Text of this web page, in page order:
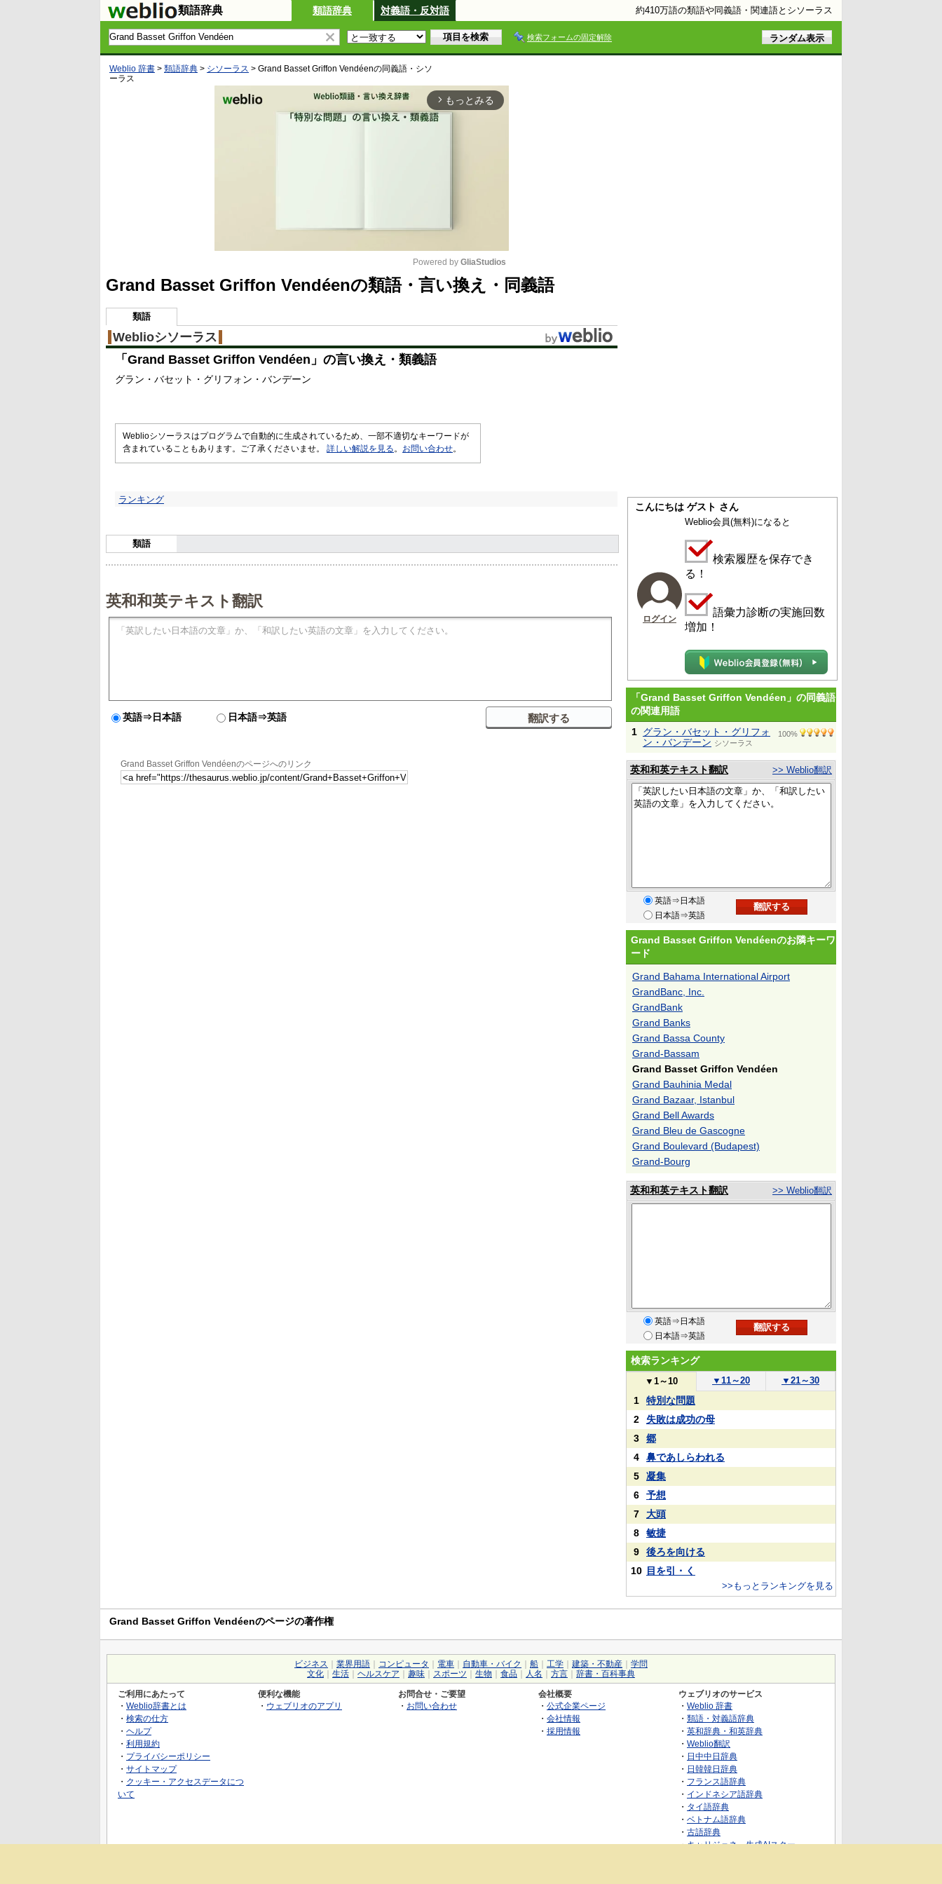
類語辞典 類語辞典 対義語・反対語 約410万語の類語や同義語・関連語とシソーラス
検索フォームの固定解除
Weblio 辞書 > 類語辞典 > シソーラス > Grand Basset Griffon Vendéenの同義語・シソ
ーラス
arrow_forward_ios もっとみる
Powered by GliaStudios
Grand Basset Griffon Vendéenの類語・言い換え・同義語
類語
Weblioシソーラス
「 Grand Basset Griffon Vendéen 」の言い換え・類義語
グラン・バセット・グリフォン・バンデーン
Weblioシソーラスはプログラムで自動的に生成されているため、一部不適切なキーワードが
含まれていることもあります。ご了承くださいませ。 詳しい解説を見る 。 お問い合わせ。
ランキング
類語
英和和英テキスト翻訳
英語⇒日本語 日本語⇒英語
Grand Basset Griffon Vendéenのページへのリンク
こんにちは ゲスト さん
ログイン
Weblio会員(無料)になると
検索履歴を保存でき
る！
語彙力診断の実施回数
増加！
「Grand Basset Griffon Vendéen」の同義語
の関連用語
1 グラン・バセット・グリフォ
ン・バンデーン シソーラス
100%
英和和英テキスト翻訳 >> Weblio翻訳
英語⇒日本語
日本語⇒英語
Grand Basset Griffon Vendéenのお隣キーワ
ード
Grand Bahama International Airport
GrandBanc, Inc.
GrandBank
Grand Banks
Grand Bassa County
Grand-Bassam
Grand Basset Griffon Vendéen
Grand Bauhinia Medal
Grand Bazaar, Istanbul
Grand Bell Awards
Grand Bleu de Gascogne
Grand Boulevard (Budapest)
Grand-Bourg
英和和英テキスト翻訳 >> Weblio翻訳
英語⇒日本語
日本語⇒英語
検索ランキング
▼ 1～10 ▼ 11～20 ▼ 21～30
1
特別な問題
2
失敗は成功の母
3
郷
4
鼻であしらわれる
5
凝集
6
予想
7
大頭
8
敏捷
9
後ろを向ける
10 目を引・く
>>もっとランキングを見る
Grand Basset Griffon Vendéenのページの著作権
ビジネス 業界用語 コンピュータ 電車 自動車・バイク 船 工学 建築・不動産
学問
文化
生活 ヘルスケア 趣味 スポーツ 生物 食品 人名 方言 辞書・百科事典
ご利用にあたって
・ Weblio辞書とは
・ 検索の仕方
・ ヘルプ
・ 利用規約
・ プライバシーポリシー
・ サイトマップ
・ クッキー・アクセスデータにつ
いて
便利な機能
・ ウェブリオのアプリ
お問合せ・ご要望
・ お問い合わせ
会社概要
・ 公式企業ページ
・ 会社情報
・ 採用情報
ウェブリオのサービス
・ Weblio 辞書
・ 類語・対義語辞典
・ 英和辞典・和英辞典
・ Weblio翻訳
・ 日中中日辞典
・ 日韓韓日辞典
・ フランス語辞典
・ インドネシア語辞典
・ タイ語辞典
・ ベトナム語辞典
・ 古語辞典
・キャリジェネ～生成AIスクー